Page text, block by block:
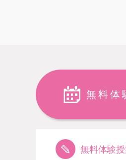
無料体
無料体験